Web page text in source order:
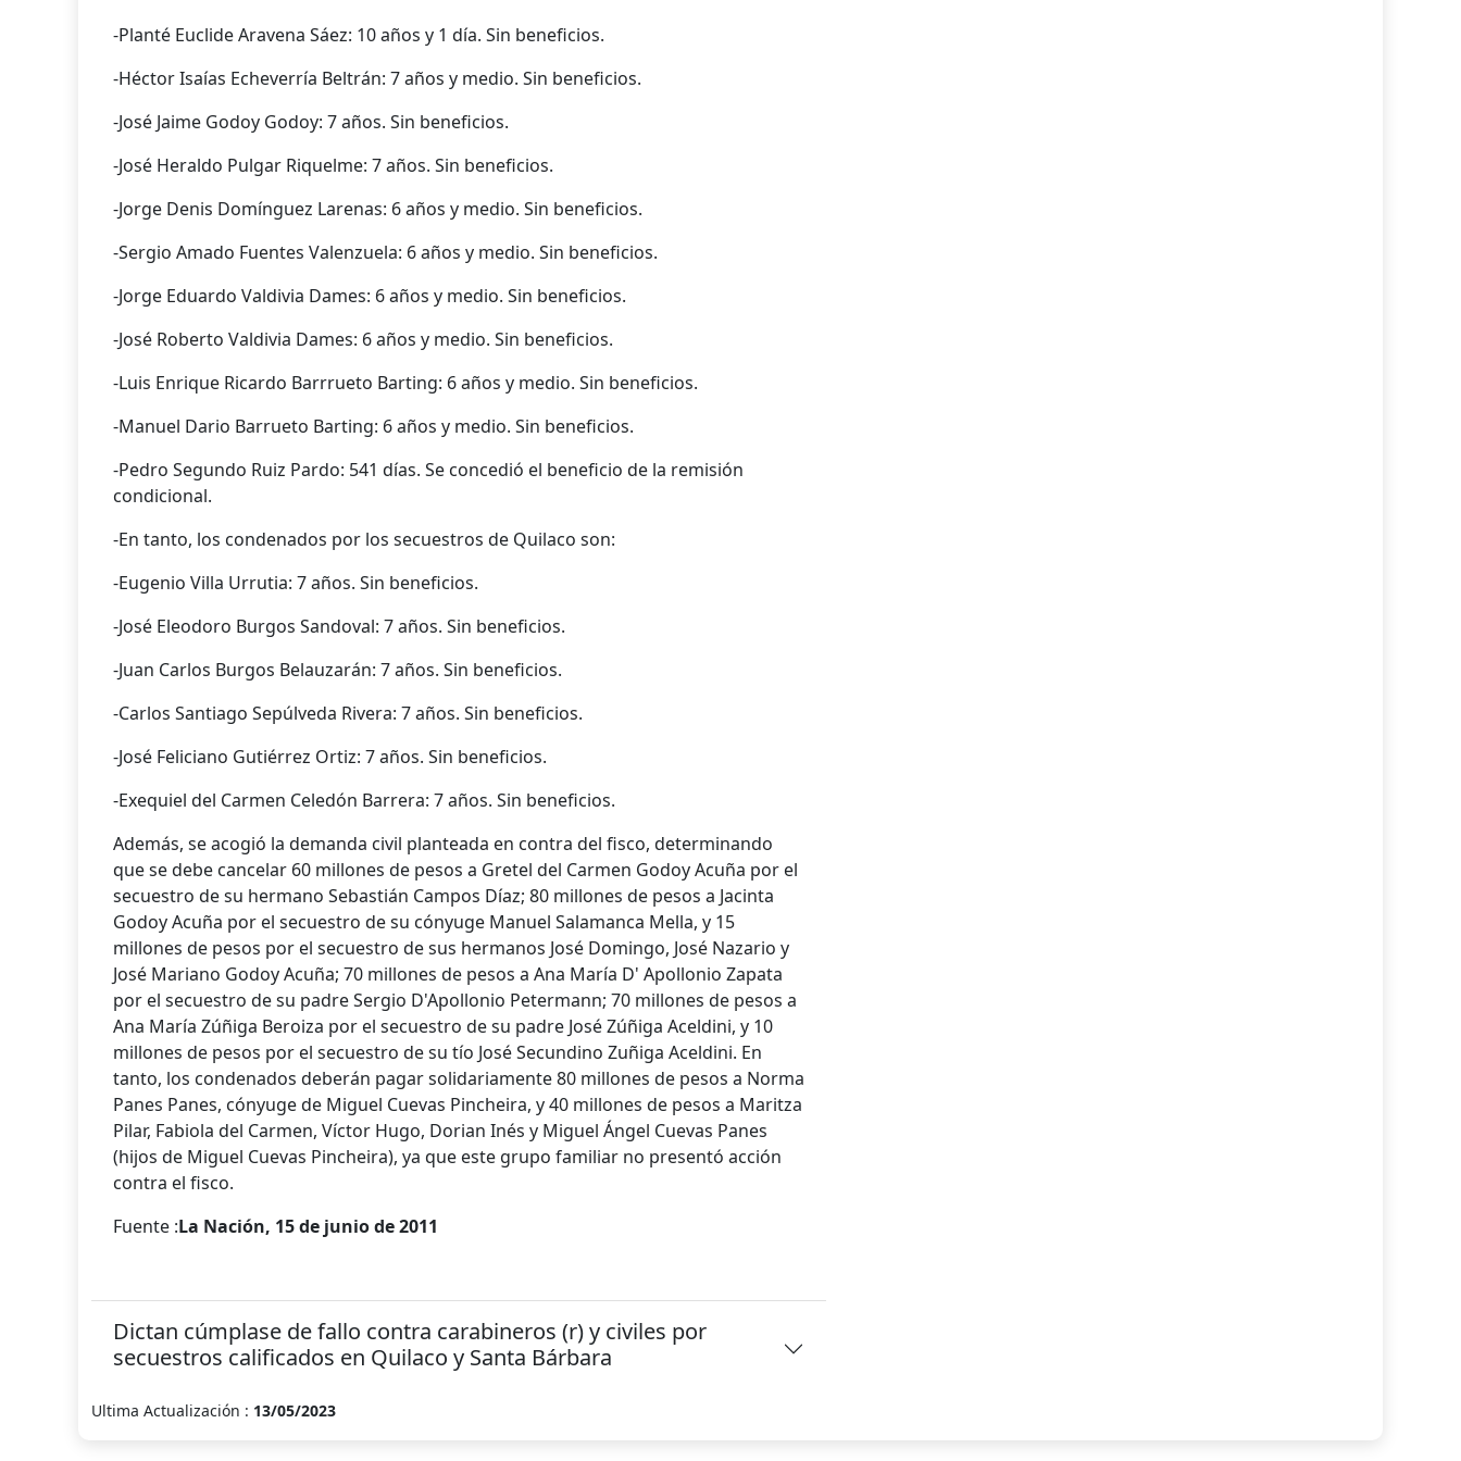
-Planté Euclide Aravena Sáez: 10 años y 1 día. Sin beneficios.
-Héctor Isaías Echeverría Beltrán: 7 años y medio. Sin beneficios.
-José Jaime Godoy Godoy: 7 años. Sin beneficios.
-José Heraldo Pulgar Riquelme: 7 años. Sin beneficios.
-Jorge Denis Domínguez Larenas: 6 años y medio. Sin beneficios.
-Sergio Amado Fuentes Valenzuela: 6 años y medio. Sin beneficios.
-Jorge Eduardo Valdivia Dames: 6 años y medio. Sin beneficios.
-José Roberto Valdivia Dames: 6 años y medio. Sin beneficios.
-Luis Enrique Ricardo Barrrueto Barting: 6 años y medio. Sin beneficios.
-Manuel Dario Barrueto Barting: 6 años y medio. Sin beneficios.
-Pedro Segundo Ruiz Pardo: 541 días. Se concedió el beneficio de la remisión
condicional.
-En tanto, los condenados por los secuestros de Quilaco son:
-Eugenio Villa Urrutia: 7 años. Sin beneficios.
-José Eleodoro Burgos Sandoval: 7 años. Sin beneficios.
-Juan Carlos Burgos Belauzarán: 7 años. Sin beneficios.
-Carlos Santiago Sepúlveda Rivera: 7 años. Sin beneficios.
-José Feliciano Gutiérrez Ortiz: 7 años. Sin beneficios.
-Exequiel del Carmen Celedón Barrera: 7 años. Sin beneficios.
Además, se acogió la demanda civil planteada en contra del fisco, determinando
que se debe cancelar 60 millones de pesos a Gretel del Carmen Godoy Acuña por el
secuestro de su hermano Sebastián Campos Díaz; 80 millones de pesos a Jacinta
Godoy Acuña por el secuestro de su cónyuge Manuel Salamanca Mella, y 15
millones de pesos por el secuestro de sus hermanos José Domingo, José Nazario y
José Mariano Godoy Acuña; 70 millones de pesos a Ana María D' Apollonio Zapata
por el secuestro de su padre Sergio D'Apollonio Petermann; 70 millones de pesos a
Ana María Zúñiga Beroiza por el secuestro de su padre José Zúñiga Aceldini, y 10
millones de pesos por el secuestro de su tío José Secundino Zuñiga Aceldini. En
tanto, los condenados deberán pagarsolidariamente 80 millones de pesos a Norma
Panes Panes, cónyuge de Miguel Cuevas Pincheira, y 40 millones de pesos a Maritza
Pilar, Fabiola del Carmen, Víctor Hugo, Dorian Inés y Miguel Ángel Cuevas Panes
(hijos de Miguel Cuevas Pincheira), ya que este grupo familiar no presentó acción
contra el fisco.
Fuente :La Nación, 15 de junio de 2011
Dictan cúmplase de fallo contra carabineros (r) y civiles por
secuestros calificados en Quilaco y Santa Bárbara
Ultima Actualización : 13/05/2023